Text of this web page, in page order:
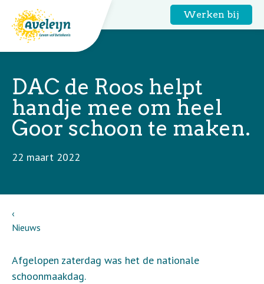
Werken bij
DAC de Roos helpt
handje mee om heel
Goor schoon te maken.
22 maart 2022
Nieuws
Afgelopen zaterdag was het de nationale
schoonmaakdag.